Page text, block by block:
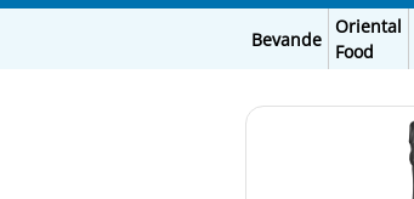
Bevande
Oriental
Food